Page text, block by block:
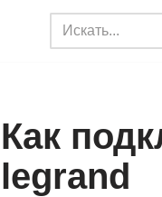
Как
legrand